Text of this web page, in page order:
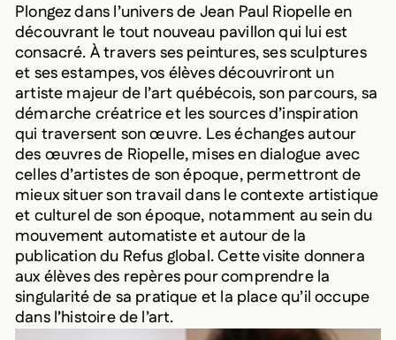
Plongez dans l’univers de Jean Paul Riopelle en
découvrant le tout nouveau pavillon qui lui est
consacré. À travers ses peintures, ses sculptures
et ses estampes, vos élèves découvriront un
artiste majeur de l’art québécois, son parcours, sa
démarche créatrice et les sources d’inspiration
qui traversent son œuvre. Les échanges autour
des œuvres de Riopelle, mises en dialogue avec
celles d’artistes de son époque, permettront de
mieux situer son travail dans le contexte artistique
et culturel de son époque, notamment au sein du
mouvement automatiste et autour de la
publication du Refus global. Cette visite donnera
aux élèves des repères pour comprendre la
singularité de sa pratique et la place qu’il occupe
dans l’histoire de l’art.